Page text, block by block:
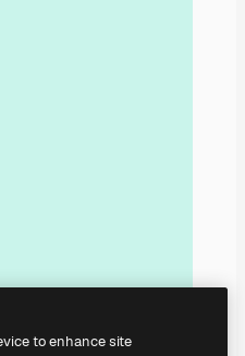
to enhance site